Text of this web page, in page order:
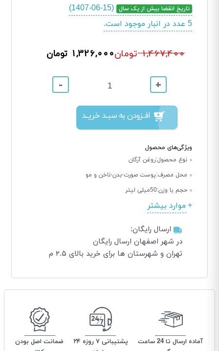
تاریخ انقضا بیش از یک سال (1407-06-15)
5 عدد در انبار موجود است.
1,467,400 تومان1,326,000 تومان
+
-
افــزودن به سبــد خریــد
ویژگی‌های محصول
نوع محصول:روغن آرگان
محل مصرف:پوست صورت-بدن-ناخن و مو
حجم یا وزن:50میلی لیتر
موارد بیشتر
ارسال رایگان:
در شهر اصفهان ارسال رایگان
تهران و شهرستان ها برای خرید بالای ۲.۵ م
آماده ارسال تا 24 ساعت
پشتیبانی ۷ روزه ۲۴
ضمانت اصل بودن